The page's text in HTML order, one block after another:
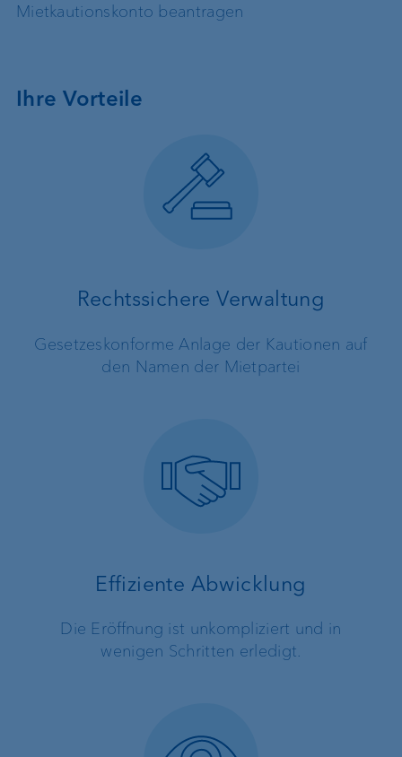
Mietkautionskonto beantragen
Ihre Vorteile
Rechtssichere Verwaltung
Gesetzeskonforme Anlage der Kautionen auf
den Namen der Mietpartei
Effiziente Abwicklung
Die Eröffnung ist unkompliziert und in
wenigen Schritten erledigt.